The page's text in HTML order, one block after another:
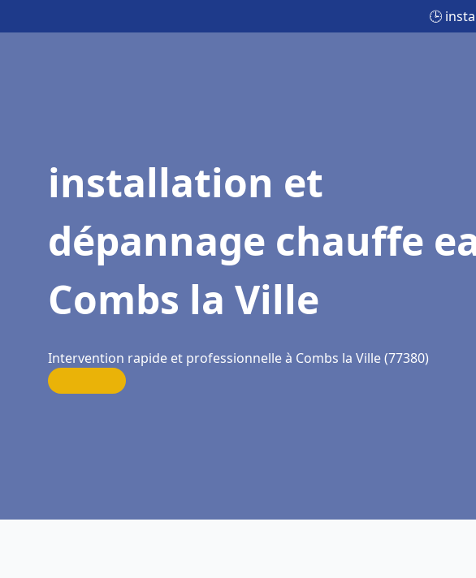
🕒
installation et
dépannage chauffe
Combs la Ville
Intervention rapide et professionnelle à Combs la Ville (77380)